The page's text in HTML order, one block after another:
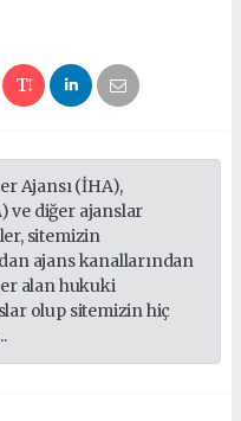
Ajansı (İHA),
ve diğer ajanslar
sitemizin
ajans kanallarından
alan hukuki
olup sitemizin hiç